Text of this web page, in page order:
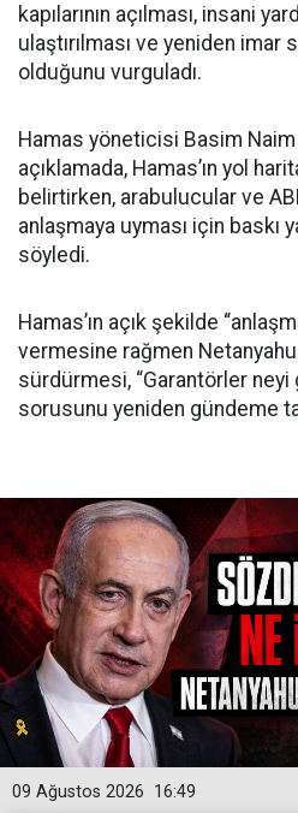
kapılarının açılması, insani
ulaştırılması ve yeniden imar
olduğunu vurguladı.
Hamas yöneticisi Basim Naim
açıklamada, Hamas’ın yol
belirtirken, arabulucular ve
anlaşmaya uyması için baskı
söyledi.
Hamas’ın açık şekilde
vermesine rağmen Netanyahu
sürdürmesi, “Garantörler neyi
sorusunu yeniden gündeme
16:49
09 Ağustos 2026